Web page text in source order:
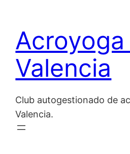
contenido
Valencia
Club autogestionado de
Valencia.